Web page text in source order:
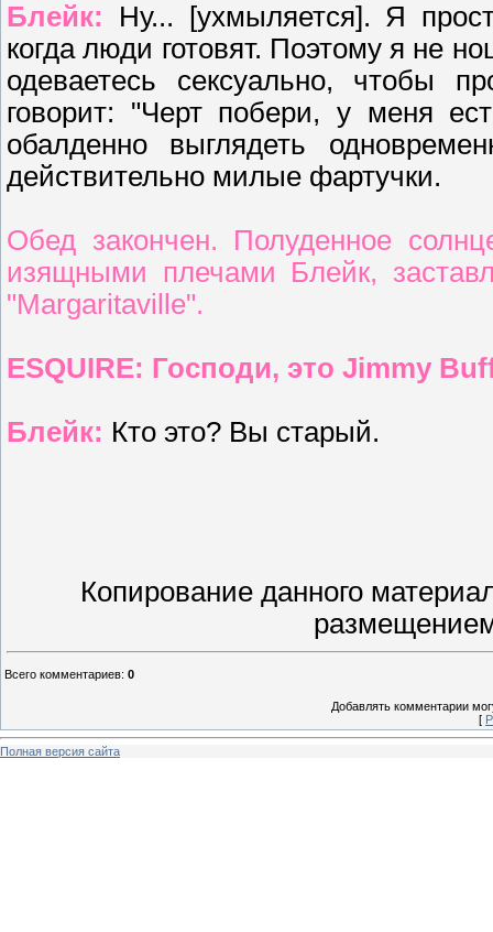
Блейк:
Ну... [ухмыляется]. Я
когда люди готовят. Поэтому я не
одеваетесь сексуально, чтобы
говорит: "Черт побери, у меня
обалденно выглядеть
действительно милые фартучки.
Обед закончен. Полуденное
изящными плечами Блейк,
"Margaritaville".
ESQUIRE: Господи, это Jimmy
Блейк: Кто это? Вы старый.
Копирование данного
Всего комментариев: 0
Добавлять комментарии
[
Полная версия сайта